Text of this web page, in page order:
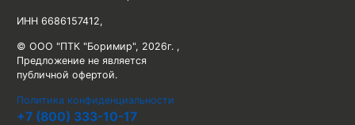
ИНН 6686157412,
© ООО "ПТК "Боримир", 2026г. ,
Предложение не является
публичной офертой.
Политика конфиденциальности
+7 (800) 333-10-17